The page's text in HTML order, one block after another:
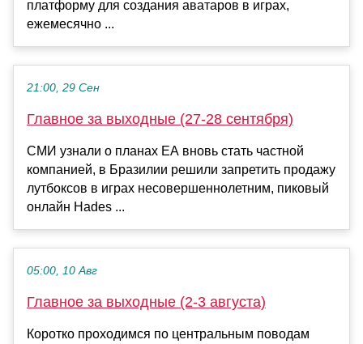
платформу для создания аватаров в играх,
ежемесячно ...
21:00, 29 Сен
Главное за выходные (27-28 сентября)
СМИ узнали о планах EA вновь стать частной
компанией, в Бразилии решили запретить продажу
лутбоксов в играх несовершеннолетним, пиковый
онлайн Hades ...
05:00, 10 Авг
Главное за выходные (2-3 августа)
Коротко проходимся по центральным поводам